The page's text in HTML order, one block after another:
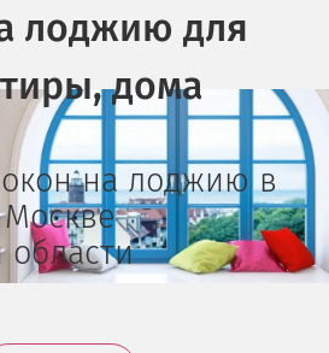
лоджию для
дома
окон на лоджию в
Москве
области